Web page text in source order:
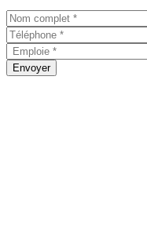
Envoyer